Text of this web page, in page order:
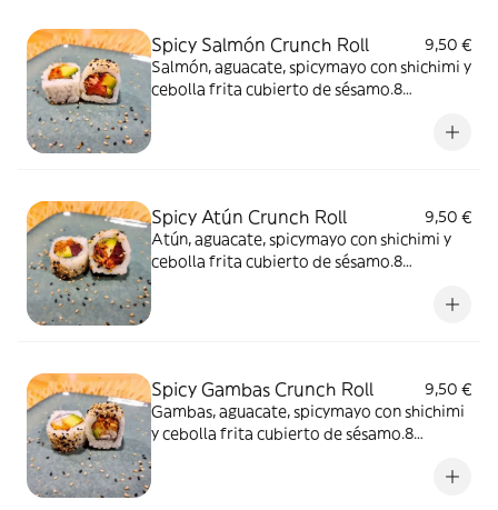
Spicy Salmón Crunch Roll
9,50 €
Salmón, aguacate, spicymayo con shichimi y
cebolla frita cubierto de sésamo.8
Spicy Atún Crunch Roll
9,50 €
Atún, aguacate, spicymayo con shichimi y
cebolla frita cubierto de sésamo.8
Spicy Gambas Crunch Roll
9,50 €
Gambas, aguacate, spicymayo con shichimi
y cebolla frita cubierto de sésamo.8